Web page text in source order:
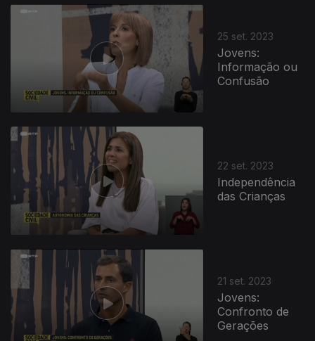
25 set. 2023
Jovens:
Informação ou
Confusão
22 set. 2023
Independência
das Crianças
21 set. 2023
Jovens:
Confronto de
Gerações